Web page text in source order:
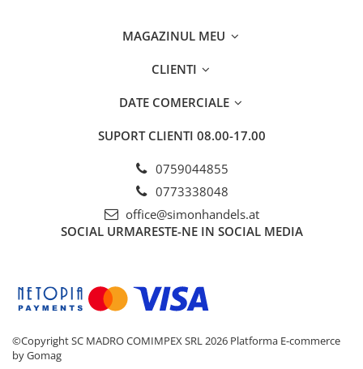
MAGAZINUL MEU
CLIENTI
DATE COMERCIALE
SUPORT CLIENTI 08.00-17.00
0759044855
0773338048
office@simonhandels.at
SOCIAL URMARESTE-NE IN SOCIAL MEDIA
©Copyright SC MADRO COMIMPEX SRL 2026 Platforma E-commerce
by Gomag